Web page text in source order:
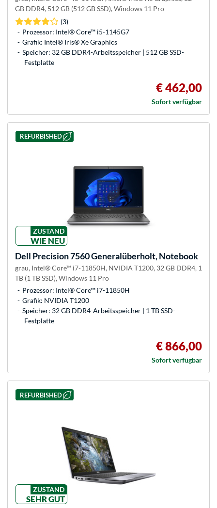
GB DDR4, 512 GB (512 GB SSD), Windows 11 Pro
(3)
Prozessor: Intel® Core™ i5-1145G7
Grafik: Intel® Iris® Xe Graphics
Speicher: 32 GB DDR4-Arbeitsspeicher | 512 GB SSD-
Festplatte
€ 462,00
Sofort verfügbar
REFURBISHED
ZUSTAND
WIE NEU
Dell Precision 7560 Generalüberholt, Notebook
grau, Intel® Core™ i7-11850H, NVIDIA T1200, 32 GB DDR4, 1
TB (1 TB SSD), Windows 11 Pro
Prozessor: Intel® Core™ i7-11850H
Grafik: NVIDIA T1200
Speicher: 32 GB DDR4-Arbeitsspeicher | 1 TB SSD-
Festplatte
€ 866,00
Sofort verfügbar
REFURBISHED
ZUSTAND
SEHR GUT